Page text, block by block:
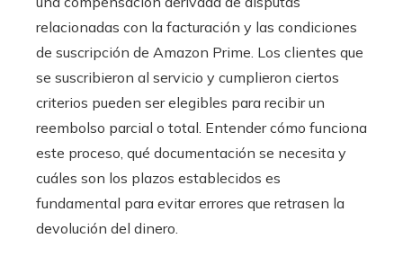
relacionadas con la facturación y las condiciones
de suscripción de Amazon Prime. Los clientes que
se suscribieron al servicio y cumplieron ciertos
criterios pueden ser elegibles para recibir un
reembolso parcial o total. Entender cómo funciona
este proceso, qué documentación se necesita y
cuáles son los plazos establecidos es
fundamental para evitar errores que retrasen la
devolución del dinero.